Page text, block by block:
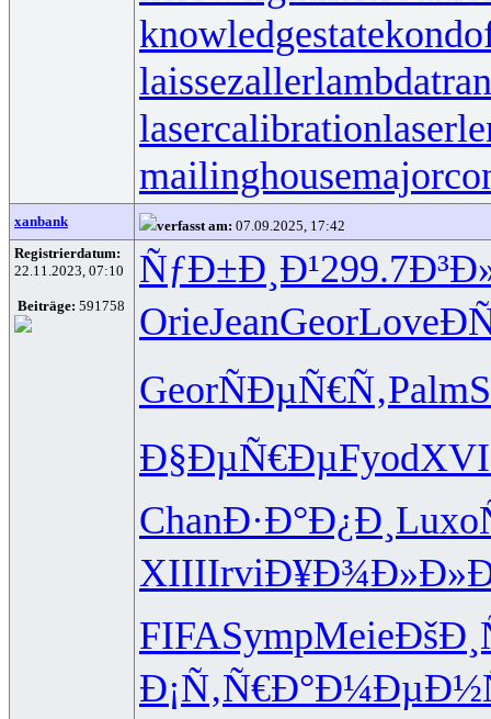
knowledgestate
laissezaller
lasercalibration
mailinghouse
xanbank verfasst am: 07.09.2025, 17:42
Registrierdatum:
22.11.2023, 07:10
Beiträge: 591758
ÑƒÐ±Ð¸Ð¹299.7
OrieJeanGeorLove
GeorÑÐµÑ€Ñ‚Palm
Ð§ÐµÑ€ÐµFyod
ChanÐ·Ð°Ð¿Ð¸ Luxo
XIIIIrviÐ¥Ð¾Ð»Ð»
FIFASympMeie
Ð¡Ñ‚Ñ€Ð°